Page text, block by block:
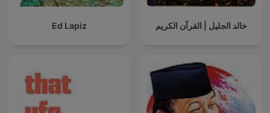
Ed Lapiz خالد الجليل | القرآن الكريم